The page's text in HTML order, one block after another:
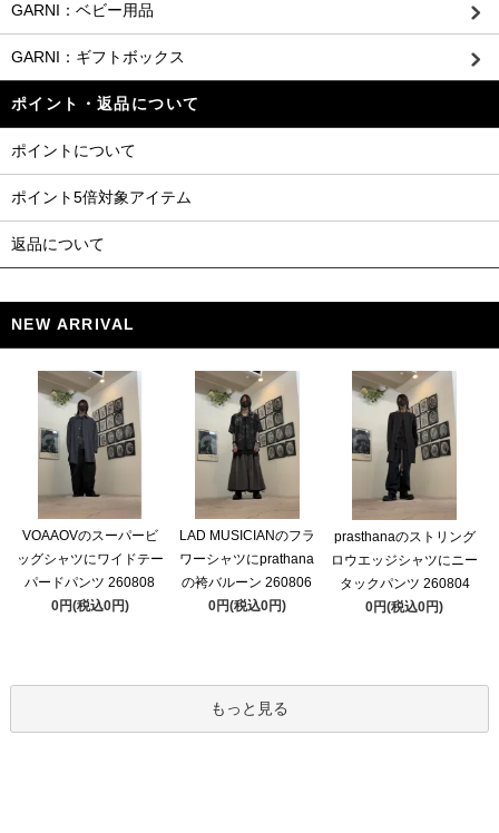
GARNI：ベビー用品
GARNI：ギフトボックス
ポイント・返品について
ポイントについて
ポイント5倍対象アイテム
返品について
NEW ARRIVAL
VOAAOVのスーパービ
ッグシャツにワイドテー
パードパンツ 260808
0円(税込0円)
LAD MUSICIANのフラ
ワーシャツにprathana
の袴バルーン 260806
0円(税込0円)
prasthanaのストリング
ロウエッジシャツにニー
タックパンツ 260804
0円(税込0円)
もっと見る